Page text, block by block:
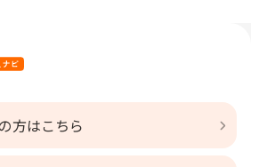
方はこちら